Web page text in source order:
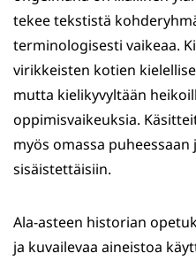
tekee tekstistä
terminologisesti vaikeaa.
virikkeisten kotien
mutta kielikyvyltään
oppimisvaikeuksia.
myös omassa
sisäistettäisiin.
Ala-asteen historian
ja kuvailevaa aineistoa